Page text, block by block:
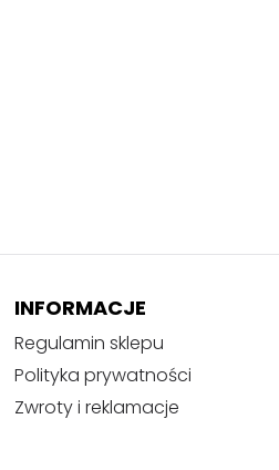
o
p
INFORMACJE
Regulamin sklepu
Polityka prywatności
Zwroty i reklamacje